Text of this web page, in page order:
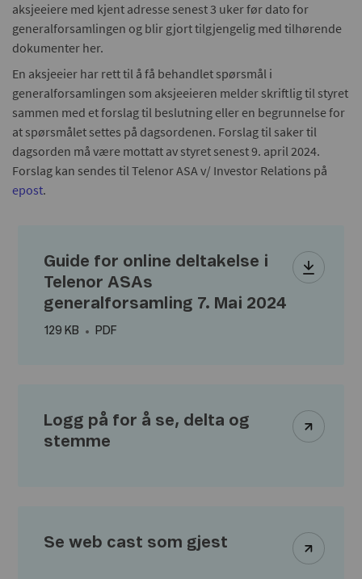
aksjeeiere med kjent adresse senest 3 uker før dato for
generalforsamlingen og blir gjort tilgjengelig med tilhørende
dokumenter her.
En aksjeeier har rett til å få behandlet spørsmål i
generalforsamlingen som aksjeeieren melder skriftlig til styret
sammen med et forslag til beslutning eller en begrunnelse for
at spørsmålet settes på dagsordenen. Forslag til saker til
dagsorden må være mottatt av styret senest 9. april 2024.
Forslag kan sendes til Telenor ASA v/ Investor Relations på
epost.
Guide for online deltakelse i
Telenor ASAs
generalforsamling 7. Mai 2024
129 KB PDF
Logg på for å se, delta og
stemme
Se web cast som gjest